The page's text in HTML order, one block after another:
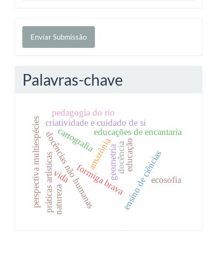
Enviar
Submissão
Enviar Submissão
Palavras-chave
formiga brava
amazônia
educações de encantaria
docências não humanas educação
perspectiva multiespécies docência
vida ensino de ciências
criatividade e cuidado de si
pedagogia do rio
ecosofia
cartografia
práticas artísticasnatureza
geometria